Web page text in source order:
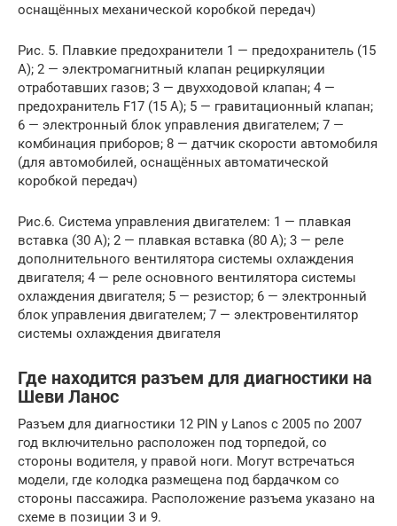
оснащённых механической коробкой передач)
Рис. 5. Плавкие предохранители 1 — предохранитель (15
А); 2 — электромагнитный клапан рециркуляции
отработавших газов; 3 — двухходовой клапан; 4 —
предохранитель F17 (15 А); 5 — гравитационный клапан;
6 — электронный блок управления двигателем; 7 —
комбинация приборов; 8 — датчик скорости автомобиля
(для автомобилей, оснащённых автоматической
коробкой передач)
Рис.6. Система управления двигателем: 1 — плавкая
вставка (30 А); 2 — плавкая вставка (80 А); 3 — реле
дополнительного вентилятора системы охлаждения
двигателя; 4 — реле основного вентилятора системы
охлаждения двигателя; 5 — резистор; 6 — электронный
блок управления двигателем; 7 — электровентилятор
системы охлаждения двигателя
Где находится разъем для диагностики на
Шеви Ланос
Разъем для диагностики 12 PIN у Lanos с 2005 по 2007
год включительно расположен под торпедой, со
стороны водителя, у правой ноги. Могут встречаться
модели, где колодка размещена под бардачком со
стороны пассажира. Расположение разъема указано на
схеме в позиции 3 и 9.